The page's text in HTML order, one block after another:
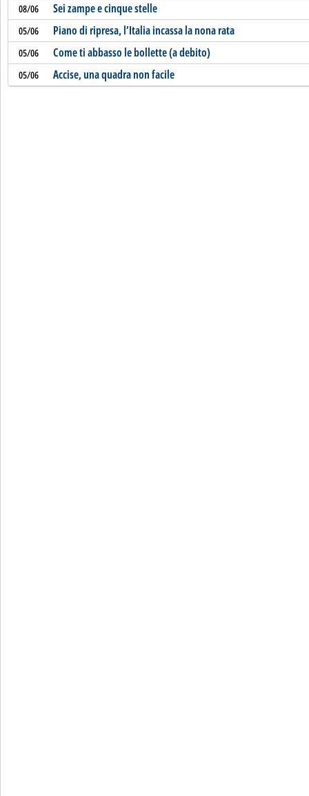
08/06 Sei zampe e cinque stelle
05/06 Piano di ripresa, l’Italia incassa la nona rata
05/06 Come ti abbasso le bollette (a debito)
05/06 Accise, una quadra non facile